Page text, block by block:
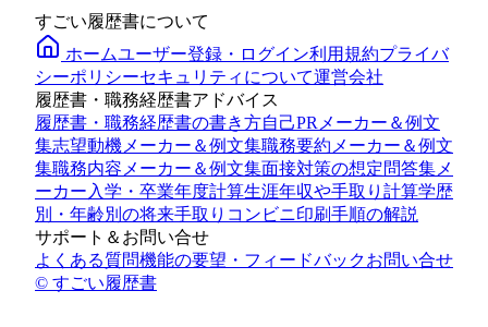
すごい履歴書について
ホームユーザー登録・ログイン利用規約プライバ
シーポリシーセキュリティについて運営会社
履歴書・職務経歴書アドバイス
履歴書・職務経歴書の書き方自己PRメーカー＆例文
集志望動機メーカー＆例文集職務要約メーカー＆例文
集職務内容メーカー＆例文集面接対策の想定問答集メ
ーカー 入学・卒業年度計算生涯年収や手取り計算学歴
別・年齢別の将来手取り コンビニ印刷手順の解説
サポート＆お問い合せ
よくある質問機能の要望・フィードバックお問い合せ
© すごい履歴書